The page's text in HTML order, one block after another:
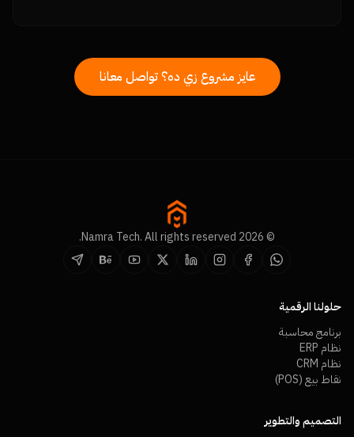
عايز مشروع زي ده؟ تواصل معانا
© 2026 Namra Tech. All rights reserved.
حلولنا الرقمية
برنامج محاسبة
نظام ERP
نظام CRM
نقاط بيع (POS)
التصميم والتطوير